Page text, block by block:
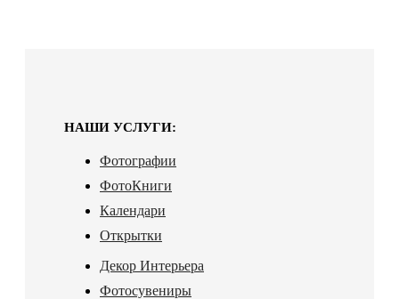
НАШИ УСЛУГИ:
Фотографии
ФотоКниги
Календари
Открытки
Декор Интерьера
Фотосувениры